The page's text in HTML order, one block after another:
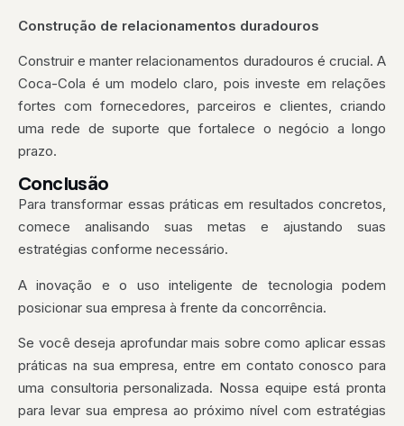
Construção de relacionamentos duradouros
Construir e manter relacionamentos duradouros é crucial. A
Coca-Cola é um modelo claro, pois investe em relações
fortes com fornecedores, parceiros e clientes, criando
uma rede de suporte que fortalece o negócio a longo
prazo.
Conclusão
Para transformar essas práticas em resultados concretos,
comece analisando suas metas e ajustando suas
estratégias conforme necessário.
A inovação e o uso inteligente de tecnologia podem
posicionar sua empresa à frente da concorrência.
Se você deseja aprofundar mais sobre como aplicar essas
práticas na sua empresa, entre em contato conosco para
uma consultoria personalizada. Nossa equipe está pronta
para levar sua empresa ao próximo nível com estratégias